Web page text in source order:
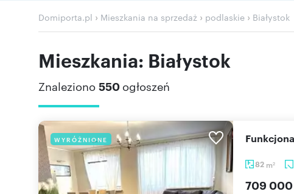
Domiporta.pl › Mieszkania na sprzedaż › podlaskie › Białystok
Mieszkania: Białystok
Znaleziono 550 ogłoszeń
WYRÓŻNIONE
82 m2
709 000